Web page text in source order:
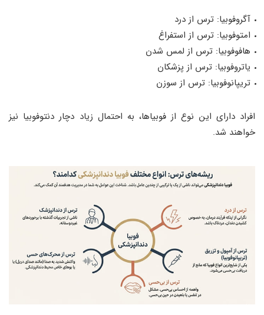
آگروفوبیا: ترس از درد
امتوفوبیا: ترس از استفراغ
هافوفوبیا: ترس از لمس شدن
یاتروفوبیا: ترس از پزشکان
تریپانوفوبیا: ترس از سوزن
افراد دارای این نوع از فوبیاها، به احتمال زیاد دچار دنتوفوبیا نیز
خواهند شد.